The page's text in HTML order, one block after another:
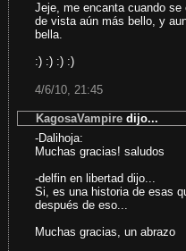
Jeje, me encanta cuando
de vista aún más bello, y
bella.
:) :) :) :)
4/6/10, 21:45
KagosaVampire dijo...
-Dalihoja:
Muchas gracias! saludos
-delfin en libertad dijo...
Si, es una historia de esas
después de eso...
Muchas gracias, un abrazo